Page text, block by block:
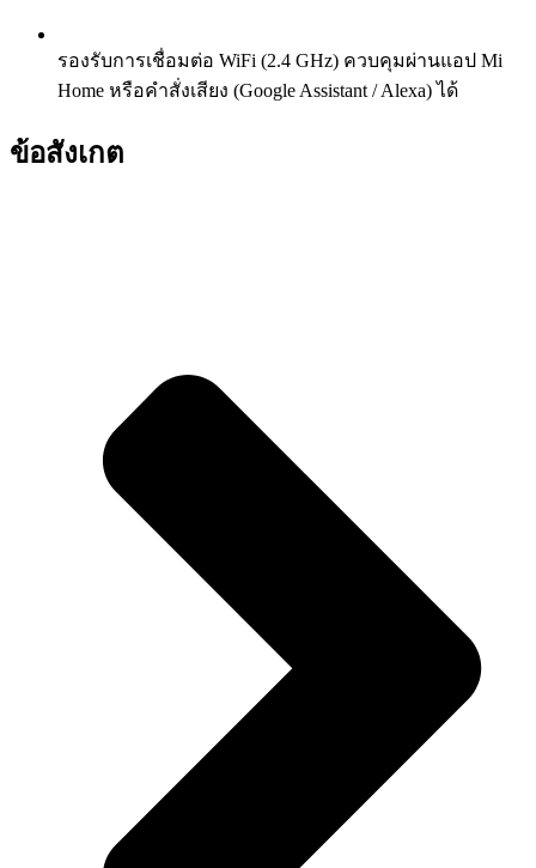
รองรับการเชื่อมต่อ WiFi (2.4 GHz) ควบคุมผ่านแอป Mi
Home หรือคำสั่งเสียง (Google Assistant / Alexa) ได้
ข้อสังเกต